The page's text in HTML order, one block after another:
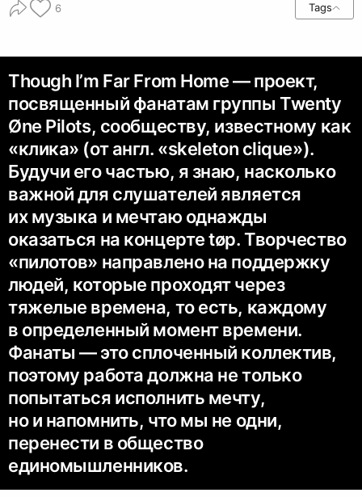
6 Tags
Though I’m Far From Home — проект,
посвященный фанатам группы Twenty
Øne Pilots, сообществу, известному как
«клика» (от англ. «skeleton clique»).
Будучи его частью, я знаю, насколько
важной для слушателей является
их музыка и мечтаю однажды
оказаться на концерте tøp. Творчество
«пилотов» направлено на поддержку
людей, которые проходят через
тяжелые времена, то есть, каждому
в определенный момент времени.
Фанаты — это сплоченный коллектив,
поэтому работа должна не только
попытаться исполнить мечту,
но и напомнить, что мы не одни,
перенести в общество
единомышленников.